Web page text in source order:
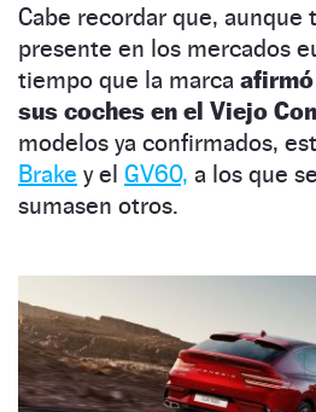
Cabe recordar que, aunque
presente en los mercados
tiempo que la marca afirmó
sus coches en el Viejo
modelos ya confirmados,
Brake y el GV60, a los que
sumasen otros.